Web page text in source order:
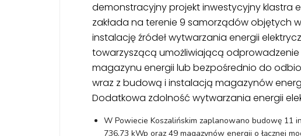
demonstracyjny projekt inwestycyjny klastra
zakłada na terenie 9 samorządów objętych
instalację źródeł wytwarzania energii
towarzyszącą umożliwiającą
magazynu energii lub bezpośrednio do
wraz z budową i instalacją magazynów
Dodatkowa zdolność wytwarzania energii
W Powiecie Koszalińskim zaplanowano budowę 11
736,73 kWp oraz 49 magazynów energii o łącznej